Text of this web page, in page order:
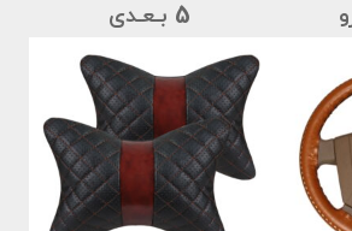
5 بـعـدی